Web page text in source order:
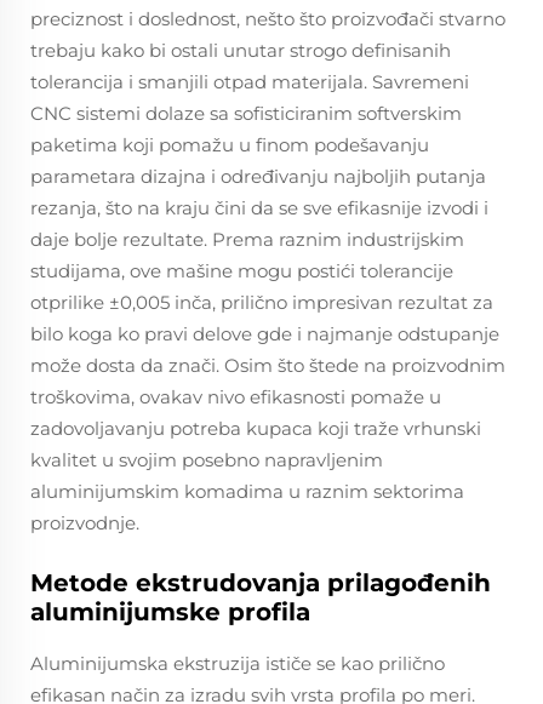
preciznost i doslednost, nešto što proizvođači stvarno
trebaju kako bi ostali unutar strogo definisanih
tolerancija i smanjili otpad materijala. Savremeni
CNC sistemi dolaze sa sofisticiranim softverskim
paketima koji pomažu u finom podešavanju
parametara dizajna i određivanju najboljih putanja
rezanja, što na kraju čini da se sve efikasnije izvodi i
daje bolje rezultate. Prema raznim industrijskim
studijama, ove mašine mogu postići tolerancije
otprilike ±0,005 inča, prilično impresivan rezultat za
bilo koga ko pravi delove gde i najmanje odstupanje
može dosta da znači. Osim što štede na proizvodnim
troškovima, ovakav nivo efikasnosti pomaže u
zadovoljavanju potreba kupaca koji traže vrhunski
kvalitet u svojim posebno napravljenim
aluminijumskim komadima u raznim sektorima
proizvodnje.
Metode ekstrudovanja prilagođenih
aluminijumske profila
Aluminijumska ekstruzija ističe se kao prilično
efikasan način za izradu svih vrsta profila po meri.